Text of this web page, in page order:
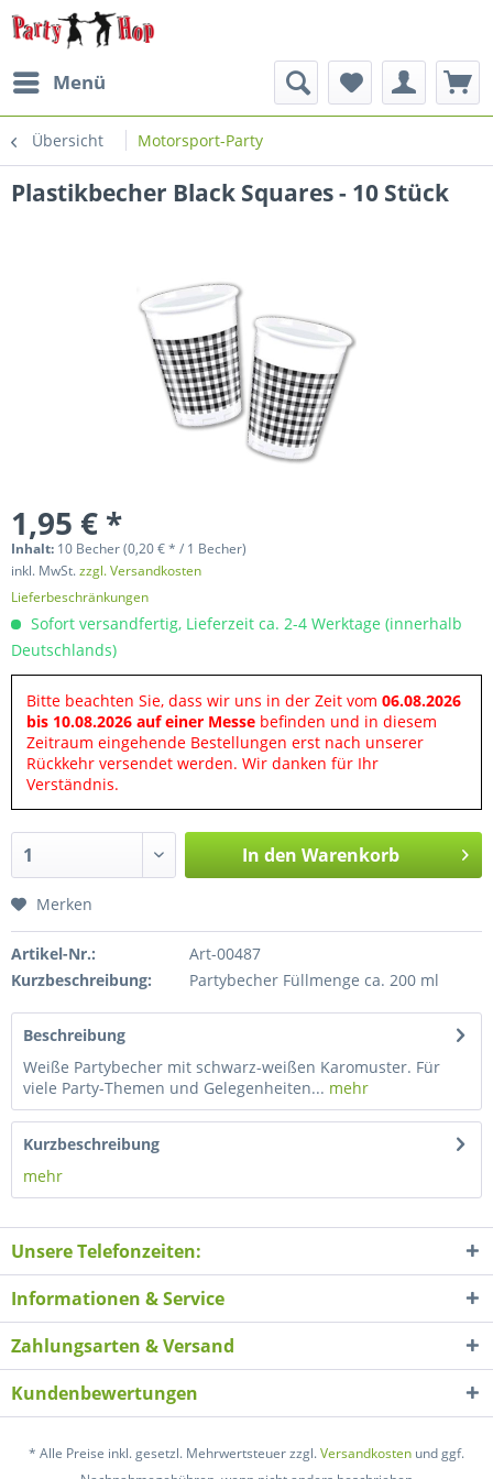
Menü
Übersicht Motorsport-Party
Plastikbecher Black Squares - 10 Stück
1,95 € *
Inhalt: 10 Becher (0,20 € * / 1 Becher)
inkl. MwSt.zzgl. Versandkosten
Lieferbeschränkungen
Sofort versandfertig, Lieferzeit ca. 2-4 Werktage (innerhalb
Deutschlands)
Bitte beachten Sie, dass wir uns in der Zeit vom 06.08.2026
bis 10.08.2026 auf einer Messe befinden und in diesem
Zeitraum eingehende Bestellungen erst nach unserer
Rückkehr versendet werden. Wir danken für Ihr
Verständnis.
In den Warenkorb
Merken
Artikel-Nr.:
Art-00487
Kurzbeschreibung:
Partybecher Füllmenge ca. 200 ml
Beschreibung
Weiße Partybecher mit schwarz-weißen Karomuster. Für
viele Party-Themen und Gelegenheiten... mehr
Kurzbeschreibung
mehr
Unsere Telefonzeiten:
Informationen & Service
Zahlungsarten & Versand
Kundenbewertungen
* Alle Preise inkl. gesetzl. Mehrwertsteuer zzgl.Versandkosten und ggf.